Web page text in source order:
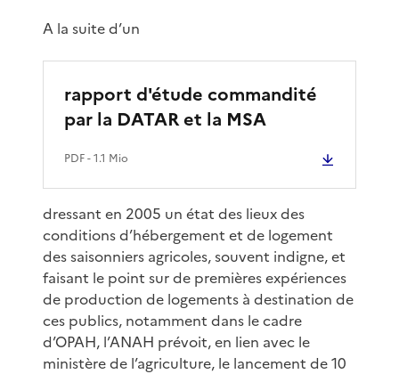
A la suite d’un
rapport d'étude commandité
par la DATAR et la MSA
PDF- 1.1 Mio
dressant en 2005 un état des lieux des
conditions d’hébergement et de logement
des saisonniers agricoles, souvent indigne, et
faisant le point sur de premières expériences
de production de logements à destination de
ces publics, notamment dans le cadre
d’OPAH, l’ANAH prévoit, en lien avec le
ministère de l’agriculture, le lancement de 10